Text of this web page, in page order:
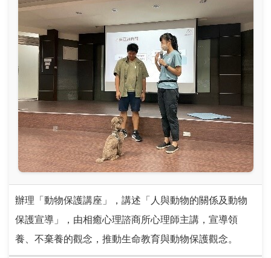
常見問題
辦理「動物保護講座」，講述「人與動物的關係及動物
保護宣導」，由相癒心理諮商所心理師主講，宣導領
養、不棄養的觀念，推動生命教育與動物保護觀念。